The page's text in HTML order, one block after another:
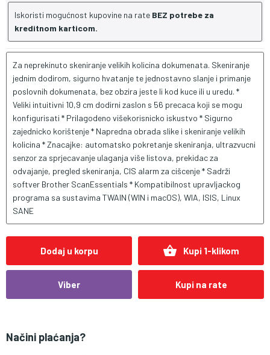
Iskoristi mogućnost kupovine na rate BEZ potrebe za
kreditnom karticom.
Za neprekinuto skeniranje velikih kolicina dokumenata. Skeniranje
jednim dodirom, sigurno hvatanje te jednostavno slanje i primanje
poslovnih dokumenata, bez obzira jeste li kod kuce ili u uredu. *
Veliki intuitivni 10,9 cm dodirni zaslon s 56 precaca koji se mogu
konfigurisati * Prilagodeno višekorisnicko iskustvo * Sigurno
zajednicko korištenje * Napredna obrada slike i skeniranje velikih
kolicina * Znacajke: automatsko pokretanje skeniranja, ultrazvucni
senzor za sprjecavanje ulaganja više listova, prekidac za
odvajanje, pregled skeniranja, CIS alarm za cišcenje * Sadrži
softver Brother ScanEssentials * Kompatibilnost upravljackog
programa sa sustavima TWAIN (WIN i macOS), WIA, ISIS, Linux
SANE
Dodaj u korpu shopping_basket Kupi 1-klikom
Viber Kupi na rate
Načini plaćanja?